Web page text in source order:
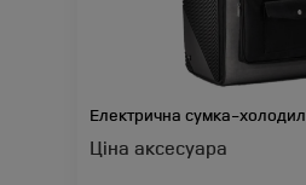
Електрична сумка-
Ціна аксесуара